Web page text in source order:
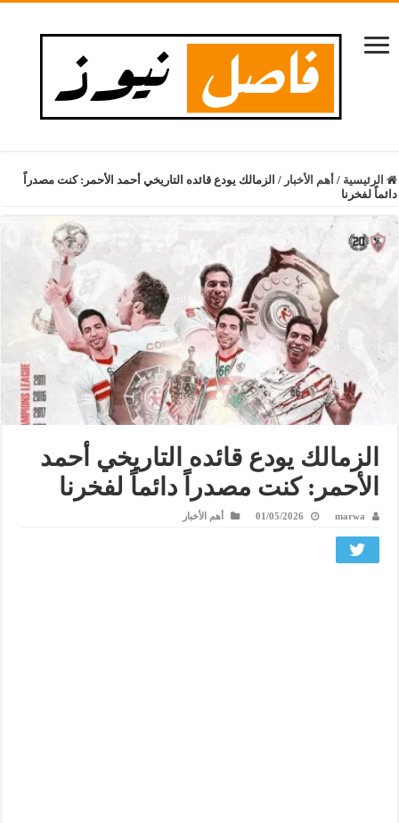
الرئيسية / أهم الأخبار / الزمالك يودع قائده التاريخي أحمد الأحمر: كنت مصدراً
دائماً لفخرنا
الزمالك يودع قائده التاريخي أحمد
الأحمر: كنت مصدراً دائماً لفخرنا
marwa
01/05/2026 أهم الأخبار